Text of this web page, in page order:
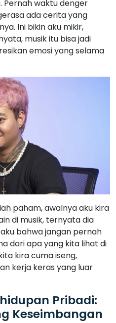
Pernah waktu denger
ada cerita yang
Ini bikin aku mikir,
musik itu bisa jadi
emosi yang selama
paham, awalnya aku kira
di musik, ternyata dia
bahwa jangan pernah
dari apa yang kita lihat di
kira cuma iseng,
kerja keras yang luar
Pribadi:
Keseimbangan